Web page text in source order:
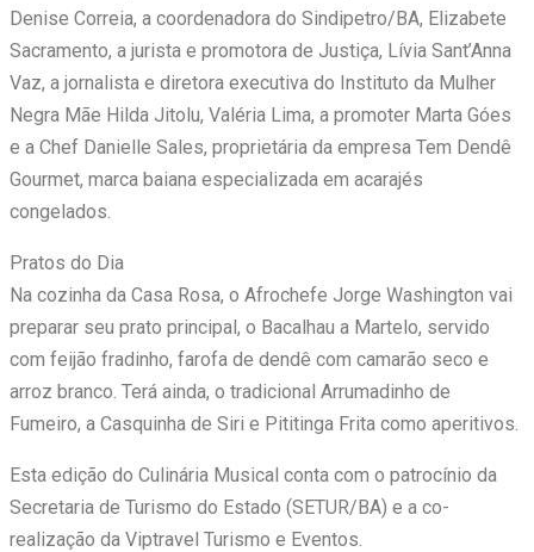
Denise Correia, a coordenadora do Sindipetro/BA, Elizabete
Sacramento, a jurista e promotora de Justiça, Lívia Sant’Anna
Vaz, a jornalista e diretora executiva do Instituto da Mulher
Negra Mãe Hilda Jitolu, Valéria Lima, a promoter Marta Góes
e a Chef Danielle Sales, proprietária da empresa Tem Dendê
Gourmet, marca baiana especializada em acarajés
congelados.
Pratos do Dia
Na cozinha da Casa Rosa, o Afrochefe Jorge Washington vai
preparar seu prato principal, o Bacalhau a Martelo, servido
com feijão fradinho, farofa de dendê com camarão seco e
arroz branco. Terá ainda, o tradicional Arrumadinho de
Fumeiro, a Casquinha de Siri e Pititinga Frita como aperitivos.
Esta edição do Culinária Musical conta com o patrocínio da
Secretaria de Turismo do Estado (SETUR/BA) e a co-
realização da Viptravel Turismo e Eventos.